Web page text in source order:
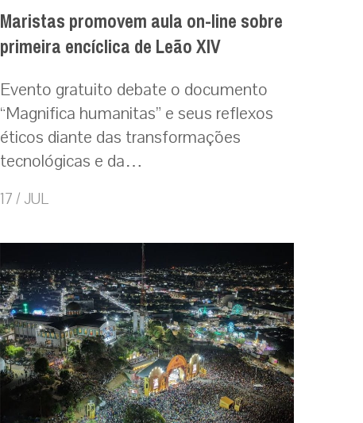
Maristas promovem aula on-line sobre
primeira encíclica de Leão XIV
Evento gratuito debate o documento
“Magnifica humanitas” e seus reflexos
éticos diante das transformações
tecnológicas e da…
17 / JUL